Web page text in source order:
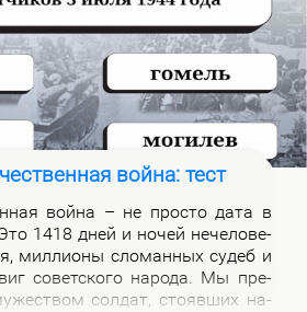
война: тест
вой­на – не про­сто да­та в
1418 дней и но­чей нече­ло­ве­
мил­ли­о­ны сло­ман­ных су­деб и
со­вет­ско­го на­ро­да. Мы пре­
сол­дат, сто­яв­ших на­